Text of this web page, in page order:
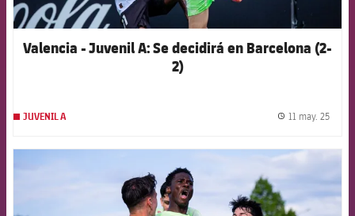
Valencia - Juvenil A: Se decidirá en Barcelona (2-
2)
JUVENIL A 11 may. 25
FCB Barcelona badge